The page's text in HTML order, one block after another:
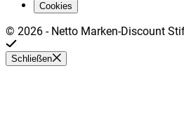
Cookies
© 2026 - Netto Marken-Discount
Schließen